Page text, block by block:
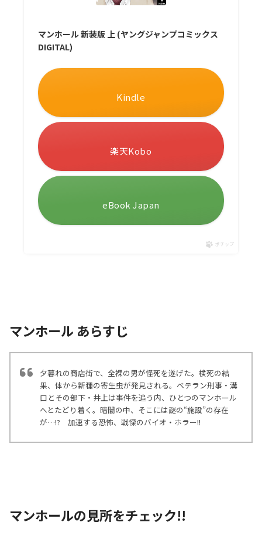
マンホール 新装版 上 (ヤングジャンプコミックス
DIGITAL)
Kindle
楽天Kobo
eBook Japan
ポチップ
マンホール あらすじ
夕暮れの商店街で、全裸の男が怪死を遂げた。検死の結
果、体から新種の寄生虫が発見される。ベテラン刑事・溝
口とその部下・井上は事件を追う内、ひとつのマンホール
へとたどり着く。暗闇の中、そこには謎の“施設”の存在
が…!? 加速する恐怖、戦慄のバイオ・ホラー!!
マンホールの見所をチェック!!